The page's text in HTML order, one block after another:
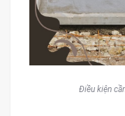
Điều kiện